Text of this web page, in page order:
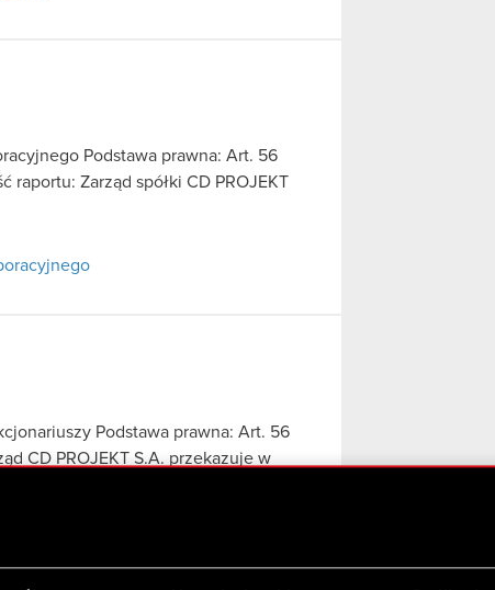
Podstawa prawna: Art. 56
Zarząd spółki CD PROJEKT
Podstawa prawna: Art. 56
CD PROJEKT S.A. przekazuje w